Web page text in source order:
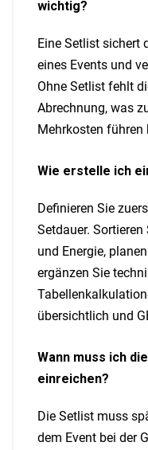
wichtig?
Eine Setlist sichert
eines Events und
Ohne Setlist fehlt
Abrechnung, was
Mehrkosten führen
Wie erstelle ich
Definieren Sie
Setdauer.
und Energie,
ergänzen Sie
übersichtlich und
Wann muss ich
einreichen?
Die Setlist muss
dem Event bei der